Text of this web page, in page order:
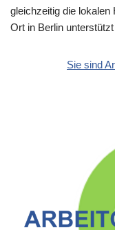
gleichzeitig die
Ort in Berlin
Sie sind